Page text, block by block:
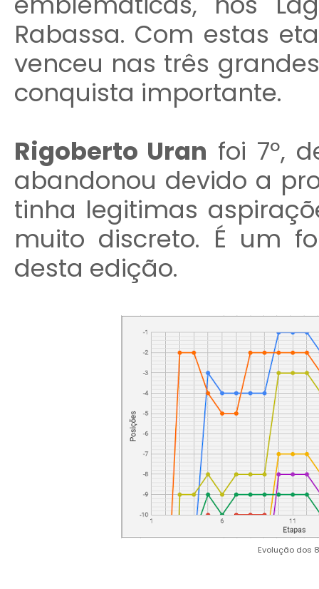
Rabassa. Com estas
venceu nas três
conquista importante.
Rigoberto Uran foi 7º,
abandonou devido a
tinha legitimas
muito discreto. É um
desta edição.
Evolução dos